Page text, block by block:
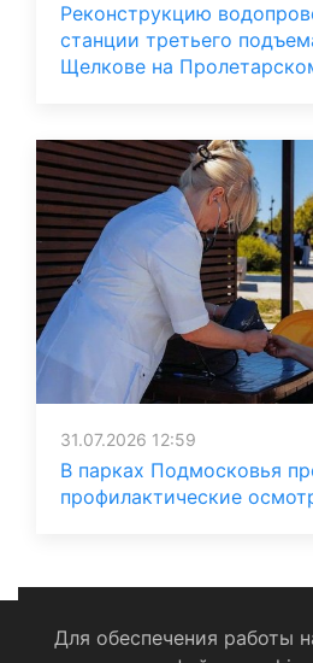
Реконструкцию
станции третьего
Щелкове на
31.07.2026 12:59
В парках Подмосковья
профилактические
Для обеспечения работы